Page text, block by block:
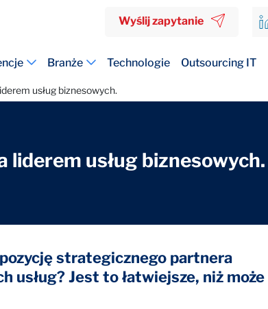
Wyślij zapytanie
Branże Technologie Outsourcing IT
usług biznesowych.
liderem usług biznesowych.
strategicznego partnera
usług? Jest to łatwiejsze, niż może